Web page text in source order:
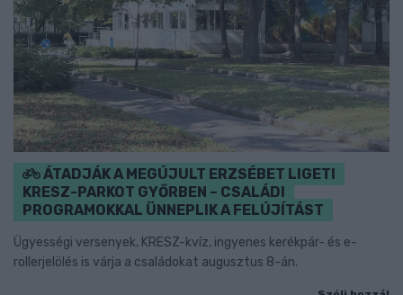
ÁTADJÁK A MEGÚJULT ERZSÉBET LIGETI
KRESZ-PARKOT GYŐRBEN – CSALÁDI
PROGRAMOKKAL ÜNNEPLIK A FELÚJÍTÁST
Ügyességi versenyek, KRESZ-kvíz, ingyenes kerékpár- és e-
rollerjelölés is várja a családokat augusztus 8-án.